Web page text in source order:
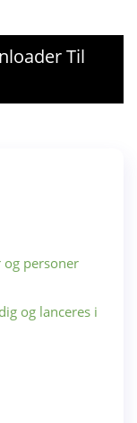
Til
og personer
og lanceres i